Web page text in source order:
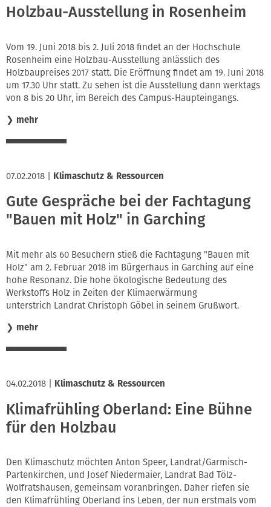
Holzbau-Ausstellung in Rosenheim
Vom 19. Juni 2018 bis 2. Juli 2018 findet an der Hochschule
Rosenheim eine Holzbau-Ausstellung anlässlich des
Holzbaupreises 2017 statt. Die Eröffnung findet am 19. Juni 2018
um 17.30 Uhr statt. Zu sehen ist die Ausstellung dann werktags
von 8 bis 20 Uhr, im Bereich des Campus-Haupteingangs.
❯ mehr
07.02.2018 Klimaschutz & Ressourcen
Gute Gespräche bei der Fachtagung
"Bauen mit Holz" in Garching
Mit mehr als 60 Besuchern stieß die Fachtagung "Bauen mit
Holz" am 2. Februar 2018 im Bürgerhaus in Garching auf eine
hohe Resonanz. Die hohe ökologische Bedeutung des
Werkstoffs Holz in Zeiten der Klimaerwärmung
unterstrich Landrat Christoph Göbel in seinem Grußwort.
❯ mehr
04.02.2018 Klimaschutz & Ressourcen
Klimafrühling Oberland: Eine Bühne
für den Holzbau
Den Klimaschutz möchten Anton Speer, Landrat/Garmisch-
Partenkirchen, und Josef Niedermaier, Landrat Bad Tölz-
Wolfratshausen, gemeinsam voranbringen. Daher riefen sie
den Klimafrühling Oberland ins Leben, der nun erstmals vom